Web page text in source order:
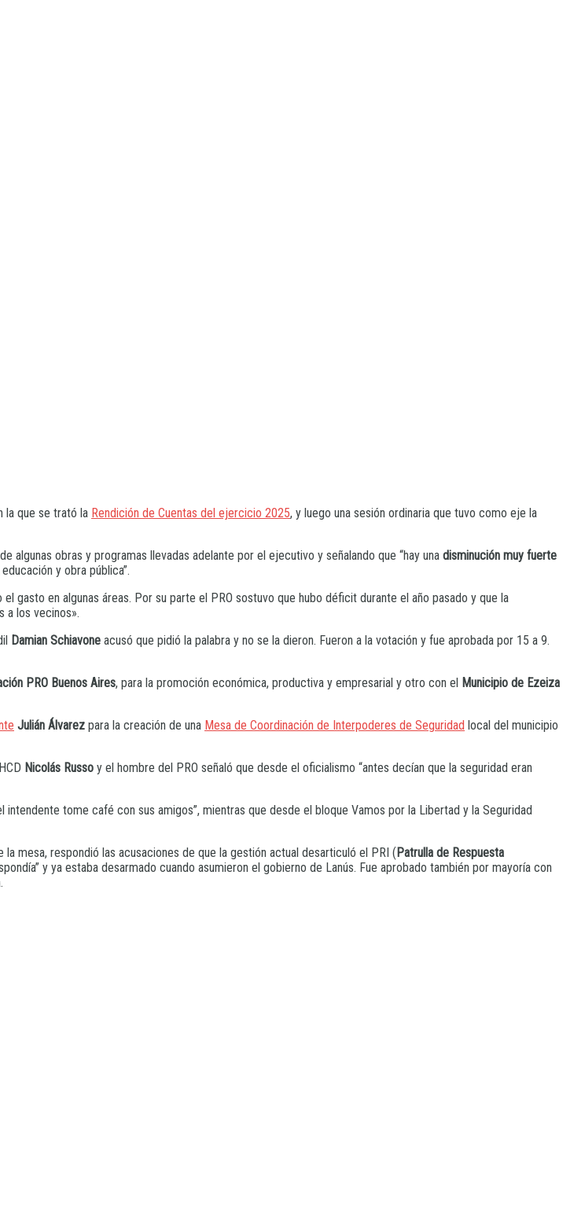
la que se trató la Rendición de Cuentas del ejercicio 2025, y luego una sesión ordinaria que tuvo como eje la
algunas obras y programas llevadas adelante por el ejecutivo y señalando que “hay una disminución muy fuerte
y obra pública”.
gasto en algunas áreas. Por su parte el PRO sostuvo que hubo déficit durante el año pasado y que la
a los vecinos».
Damian Schiavone acusó que pidió la palabra y no se la dieron. Fueron a la votación y fue aprobada por 15 a 9.
PRO Buenos Aires, para la promoción económica, productiva y empresarial y otro con el Municipio de Ezeiza
Julián Álvarez para la creación de una Mesa de Coordinación de Interpoderes de Seguridad local del municipio
Nicolás Russo y el hombre del PRO señaló que desde el oficialismo “antes decían que la seguridad eran
tome café con sus amigos”, mientras que desde el bloque Vamos por la Libertad y la Seguridad
mesa, respondió las acusaciones de que la gestión actual desarticuló el PRI (Patrulla de Respuesta
y ya estaba desarmado cuando asumieron el gobierno de Lanús. Fue aprobado también por mayoría con